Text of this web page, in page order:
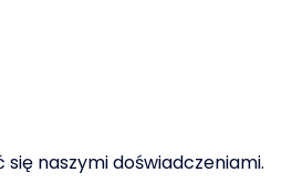
naszymi doświadczeniami.